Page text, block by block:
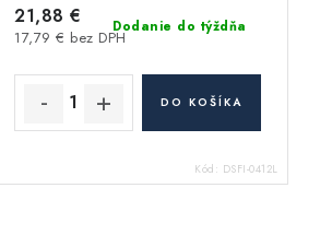
Dodanie do týždňa
17,79 € bez DPH
21,88 €
DO KOŠÍKA
Kód: DSFI-0412L